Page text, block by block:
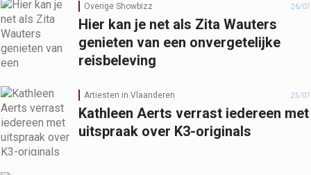
Overige Showbizz 26/07
Hier kan je net als Zita Wauters
genieten van een onvergetelijke
reisbeleving
Artiesten in Vlaanderen 25/07
Kathleen Aerts verrast iedereen met
uitspraak over K3-originals